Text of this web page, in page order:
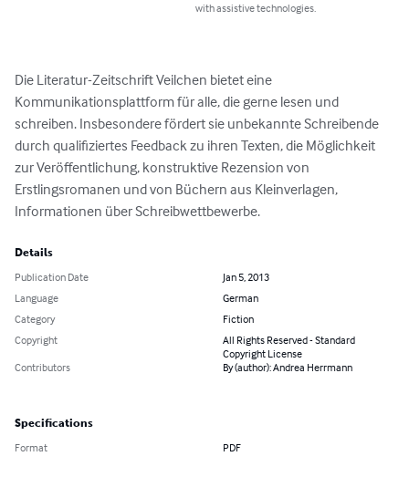
with assistive technologies.
Die Literatur-Zeitschrift Veilchen bietet eine
Kommunikationsplattform für alle, die gerne lesen und
schreiben. Insbesondere fördert sie unbekannte Schreibende
durch qualifiziertes Feedback zu ihren Texten, die Möglichkeit
zur Veröffentlichung, konstruktive Rezension von
Erstlingsromanen und von Büchern aus Kleinverlagen,
Informationen über Schreibwettbewerbe.
Details
Publication Date
Jan 5, 2013
Language
German
Category
Fiction
Copyright
All Rights Reserved - Standard
Copyright License
Contributors
By (author): Andrea Herrmann
Specifications
Format PDF